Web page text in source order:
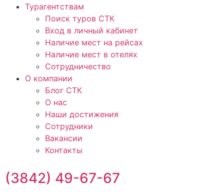
Турагентствам
Поиск туров СТК
Вход в личный кабинет
Наличие мест на рейсах
Наличие мест в отелях
Сотрудничество
О компании
Блог СТК
О нас
Наши достижения
Сотрудники
Вакансии
Контакты
(3842) 49-67-67